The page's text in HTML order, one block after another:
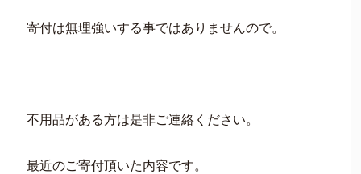
寄付は無理強いする事ではありませんので。
不用品がある方は是非ご連絡ください。
最近のご寄付頂いた内容です。